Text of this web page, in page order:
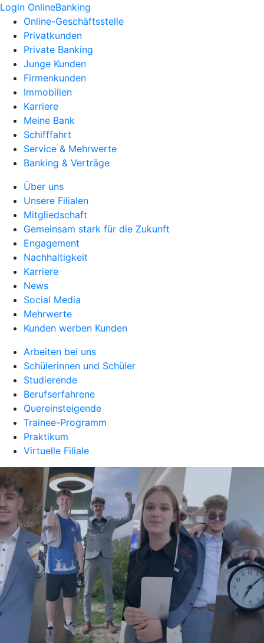
Login OnlineBanking
Online-Geschäftsstelle
Privatkunden
Private Banking
Junge Kunden
Firmenkunden
Immobilien
Karriere
Meine Bank
Schifffahrt
Service & Mehrwerte
Banking & Verträge
Über uns
Unsere Filialen
Mitgliedschaft
Gemeinsam stark für die Zukunft
Engagement
Nachhaltigkeit
Karriere
News
Social Media
Mehrwerte
Kunden werben Kunden
Arbeiten bei uns
Schülerinnen und Schüler
Studierende
Berufserfahrene
Quereinsteigende
Trainee-Programm
Praktikum
Virtuelle Filiale